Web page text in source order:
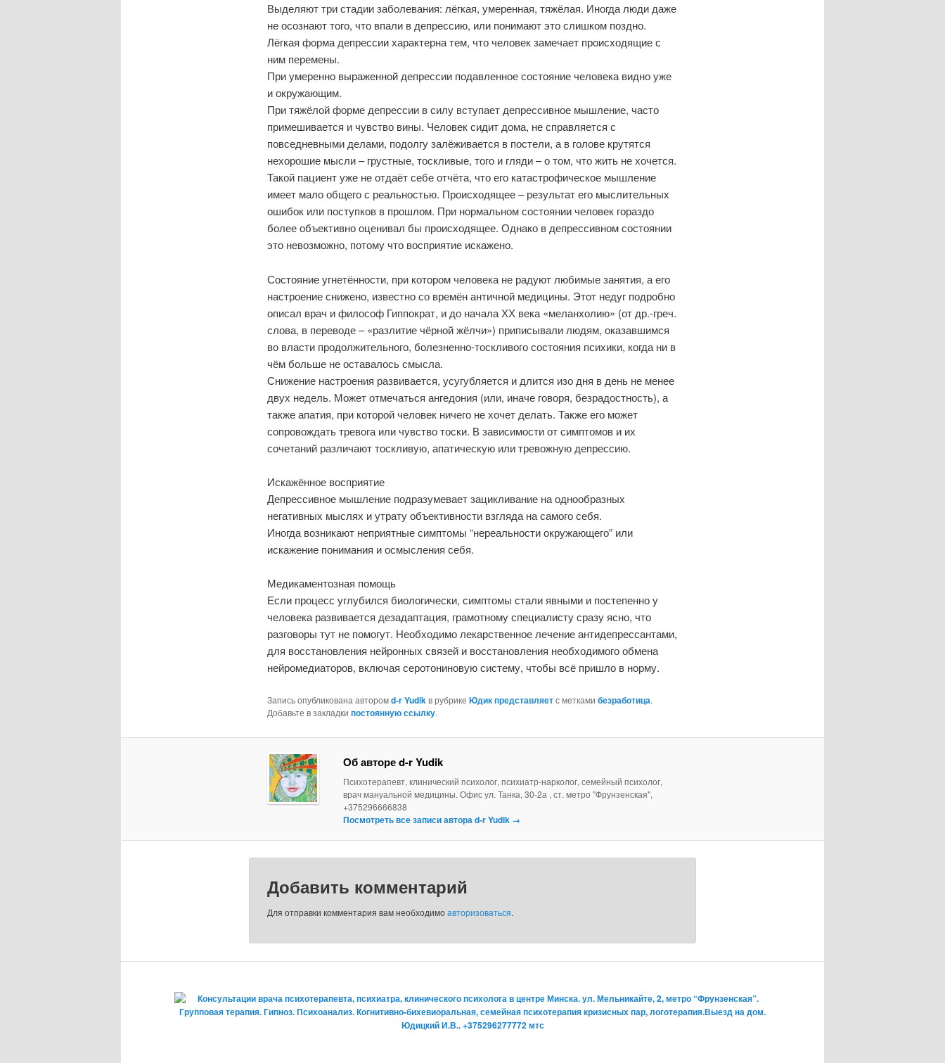
Выделяют три стадии заболевания: лёгкая, умеренная, тяжёлая. Иногда люди даже
не осознают того, что впали в депрессию, или понимают это слишком поздно.
Лёгкая форма депрессии характерна тем, что человек замечает происходящие с
ним перемены.
При умеренно выраженной депрессии подавленное состояние человека видно уже
и окружающим.
При тяжёлой форме депрессии в силу вступает депрессивное мышление, часто
примешивается и чувство вины. Человек сидит дома, не справляется с
повседневными делами, подолгу залёживается в постели, а в голове крутятся
нехорошие мысли – грустные, тоскливые, того и гляди – о том, что жить не хочется.
Такой пациент уже не отдаёт себе отчёта, что его катастрофическое мышление
имеет мало общего с реальностью. Происходящее – результат его мыслительных
ошибок или поступков в прошлом. При нормальном состоянии человек гораздо
более объективно оценивал бы происходящее. Однако в депрессивном состоянии
это невозможно, потому что восприятие искажено.
Состояние угнетённости, при котором человека не радуют любимые занятия, а его
настроение снижено, известно со времён античной медицины. Этот недуг подробно
описал врач и философ Гиппократ, и до начала ХХ века «меланхолию» (от др.-греч.
слова, в переводе – «разлитие чёрной жёлчи») приписывали людям, оказавшимся
во власти продолжительного, болезненно-тоскливого состояния психики, когда ни в
чём больше не оставалось смысла.
Снижение настроения развивается, усугубляется и длится изо дня в день не менее
двух недель. Может отмечаться ангедония (или, иначе говоря, безрадостность), а
также апатия, при которой человек ничего не хочет делать. Также его может
сопровождать тревога или чувство тоски. В зависимости от симптомов и их
сочетаний различают тоскливую, апатическую или тревожную депрессию.
Искажённое восприятие
Депрессивное мышление подразумевает зацикливание на однообразных
негативных мыслях и утрату объективности взгляда на самого себя.
Иногда возникают неприятные симптомы “нереальности окружающего” или
искажение понимания и осмысления себя.
Медикаментозная помощь
Если процесс углубился биологически, симптомы стали явными и постепенно у
человека развивается дезадаптация, грамотному специалисту сразу ясно, что
разговоры тут не помогут. Необходимо лекарственное лечение антидепрессантами,
для восстановления нейронных связей и восстановления необходимого обмена
нейромедиаторов, включая серотониновую систему, чтобы всё пришло в норму.
Запись опубликована авторомd-r Yudikв рубрике Юдик представляетс метками безработица.
Добавьте в закладки постоянную ссылку.
Об авторе d-r Yudik
Психотерапевт, клинический психолог, психиатр-нарколог, семейный психолог,
врач мануальной медицины. Офис ул. Танка, 30-2а , ст. метро "Фрунзенская",
+375296666838
Посмотреть все записи автора d-r Yudik →
Добавить комментарий
Для отправки комментария вам необходимоавторизоваться.